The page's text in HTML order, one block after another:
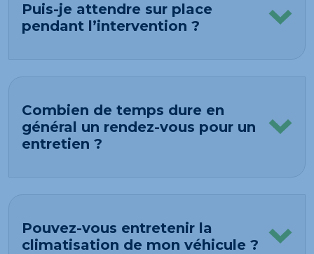
Puis-je attendre sur place
pendant l’intervention ?
Combien de temps dure en
général un rendez-vous pour un
entretien ?
Pouvez-vous entretenir la
climatisation de mon véhicule ?